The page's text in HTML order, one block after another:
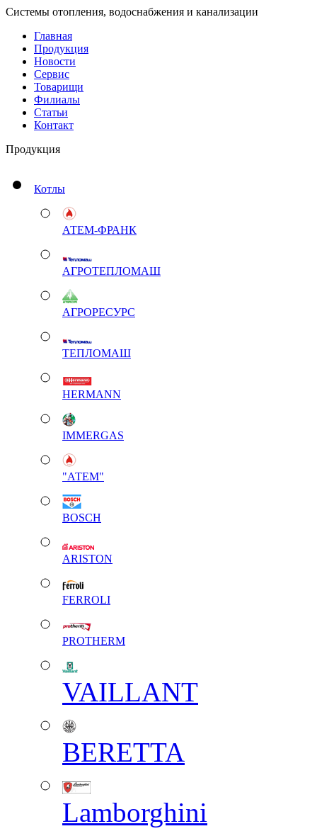
Системы отопления, водоснабжения и канализации
Главная
Продукция
Новости
Сервис
Товарищи
Филиалы
Статьи
Контакт
Продукция
Котлы
АТЕМ-ФРАНК
АГРОТЕПЛОМАШ
АГРОРЕСУРС
ТЕПЛОМАШ
HERMANN
IMMERGAS
"АТЕМ"
BOSCH
ARISTON
FERROLI
PROTHERM
VAILLANT
BERETTA
Lamborghini